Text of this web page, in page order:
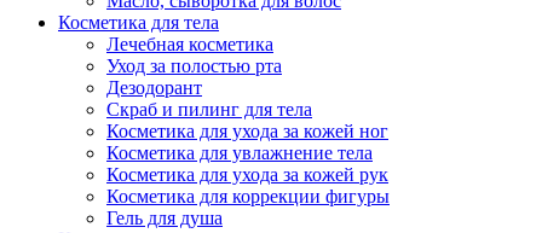
Косметика для тела
Лечебная косметика
Уход за полостью рта
Дезодорант
Скраб и пилинг для тела
Косметика для ухода за кожей ног
Косметика для увлажнение тела
Косметика для ухода за кожей рук
Косметика для коррекции фигуры
Гель для душа